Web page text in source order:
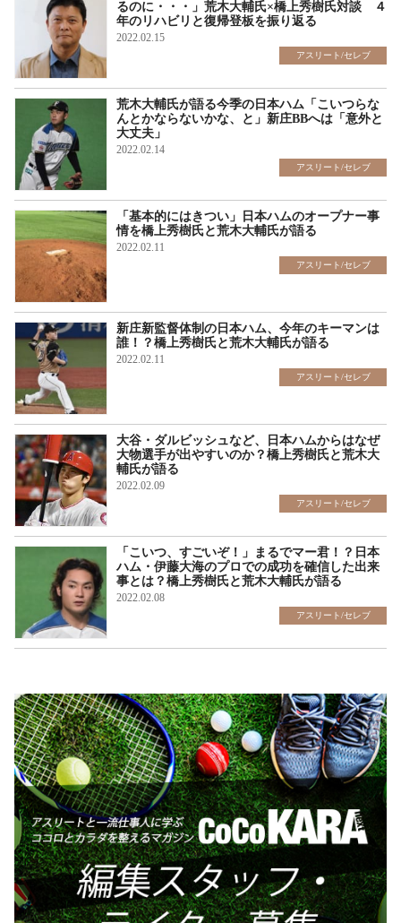
るのに・・・」荒木大輔氏×橋上秀樹氏対談 ４
年のリハビリと復帰登板を振り返る
2022.02.15
アスリート/セレブ
荒木大輔氏が語る今季の日本ハム「こいつらな
んとかならないかな、と」新庄BBへは「意外と
大丈夫」
2022.02.14
アスリート/セレブ
「基本的にはきつい」日本ハムのオープナー事
情を橋上秀樹氏と荒木大輔氏が語る
2022.02.11
アスリート/セレブ
新庄新監督体制の日本ハム、今年のキーマンは
誰！？橋上秀樹氏と荒木大輔氏が語る
2022.02.11
アスリート/セレブ
大谷・ダルビッシュなど、日本ハムからはなぜ
大物選手が出やすいのか？橋上秀樹氏と荒木大
輔氏が語る
2022.02.09
アスリート/セレブ
「こいつ、すごいぞ！」まるでマー君！？日本
ハム・伊藤大海のプロでの成功を確信した出来
事とは？橋上秀樹氏と荒木大輔氏が語る
2022.02.08
アスリート/セレブ